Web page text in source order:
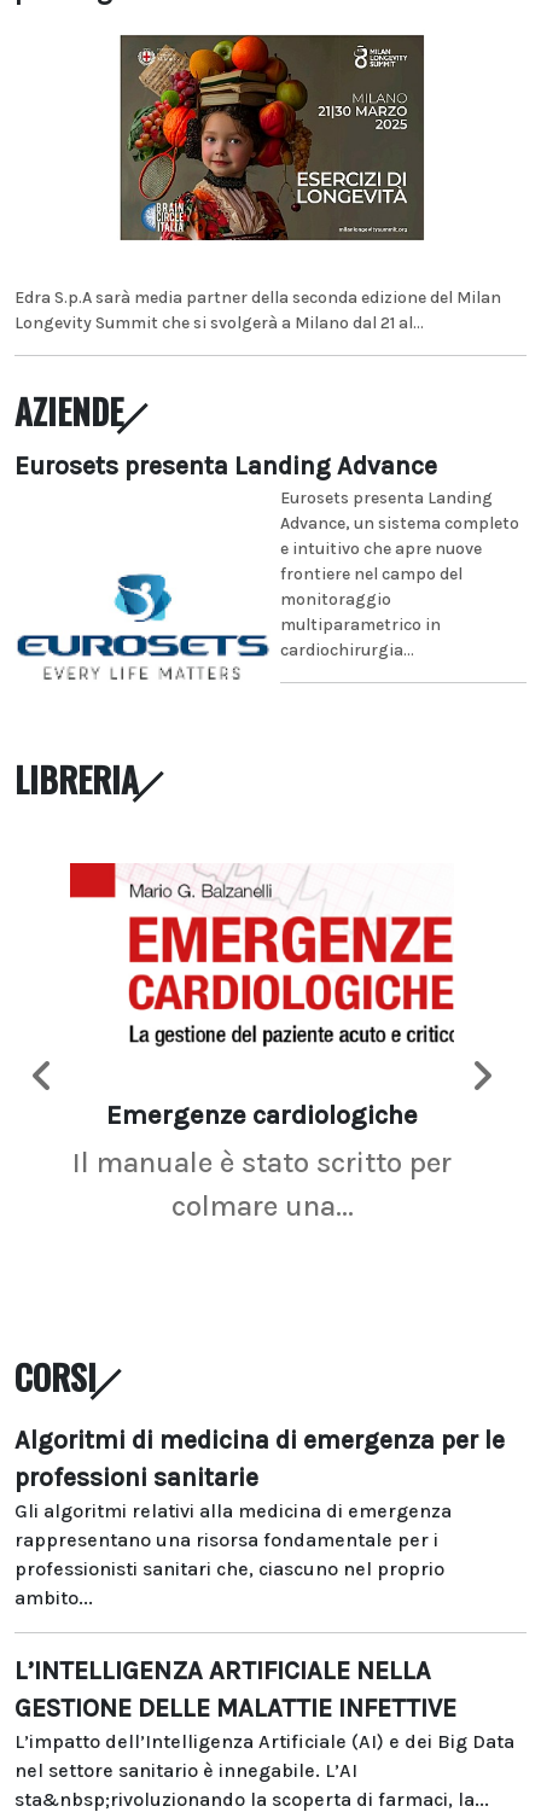
Edra S.p.A sarà media partner della seconda edizione del Milan
Longevity Summit che si svolgerà a Milano dal 21 al...
AZIENDE
Eurosets presenta Landing Advance
Eurosets presenta Landing
Advance, un sistema completo
e intuitivo che apre nuove
frontiere nel campo del
monitoraggio
multiparametrico in
cardiochirurgia...
LIBRERIA
Emergenze cardiologiche
Il manuale è stato scritto per
colmare una...
CORSI
Algoritmi di medicina di emergenza per le
professioni sanitarie
Gli algoritmi relativi alla medicina di emergenza
rappresentano una risorsa fondamentale per i
professionisti sanitari che, ciascuno nel proprio
ambito...
L’INTELLIGENZA ARTIFICIALE NELLA
GESTIONE DELLE MALATTIE INFETTIVE
L’impatto dell’Intelligenza Artificiale (AI) e dei Big Data
nel settore sanitario è innegabile. L’AI
sta&nbsp;rivoluzionando la scoperta di farmaci, la...